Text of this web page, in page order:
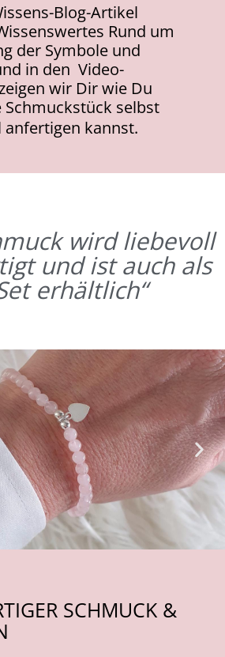
Blog-Artikel
Rund um
der Symbole und
in den Video-
wir Dir wie Du
Schmuckstück selbst
kannst.
wird liebevoll
und ist auch als
erhältlich“
SCHMUCK &